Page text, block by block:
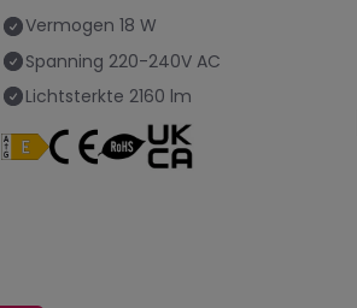
Vermogen 18 W
Spanning 220-240V AC
Lichtsterkte 2160 lm